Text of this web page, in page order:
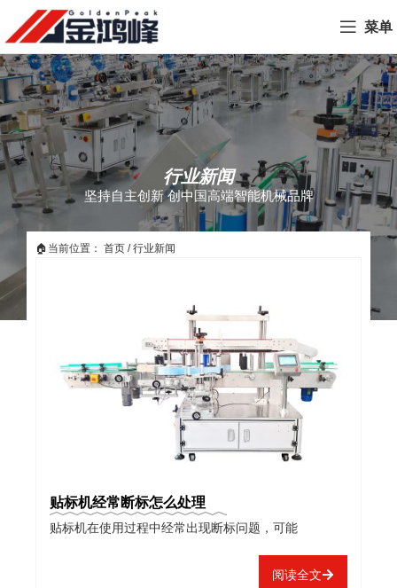
菜单
行业新闻
坚持自主创新 创中国高端智能机械品牌
🏠当前位置： 首页 /行业新闻
贴标机经常断标怎么处理
贴标机在使用过程中经常出现断标问题，可能
阅读全文